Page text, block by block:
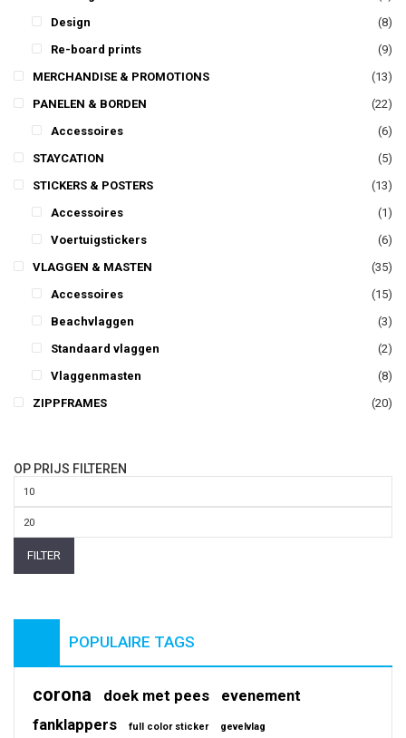
Design
(8)
Re-board prints
(9)
MERCHANDISE & PROMOTIONS
(13)
PANELEN & BORDEN
(22)
Accessoires
(6)
STAYCATION
(5)
STICKERS & POSTERS
(13)
Accessoires
(1)
Voertuigstickers
(6)
VLAGGEN & MASTEN
(35)
Accessoires
(15)
Beachvlaggen
(3)
Standaard vlaggen
(2)
Vlaggenmasten
(8)
ZIPPFRAMES
(20)
OP PRIJS FILTEREN
Min.
Max.
FILTER
POPULAIRE TAGS
corona doek met pees
evenement
fanklappers
full color sticker gevelvlag